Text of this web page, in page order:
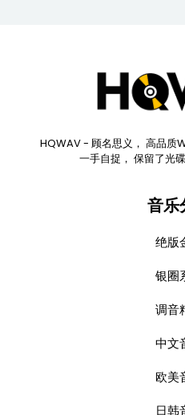
HQWAV - 顾名思义， 高品质
一手自捉， 保留了光
音乐
绝版
银圈
调音
中文
欧美
日韩